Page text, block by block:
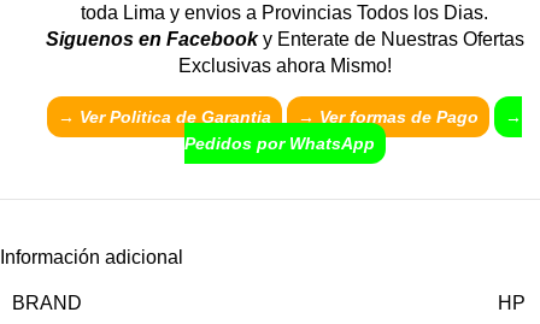
toda Lima y envios a Provincias Todos los Dias.
Siguenos en Facebooky Enterate de Nuestras Ofertas
Exclusivas ahora Mismo!
→ Ver Politica de Garantia → Ver formas de Pago
→
Pedidos por WhatsApp
Información adicional
BRAND HP